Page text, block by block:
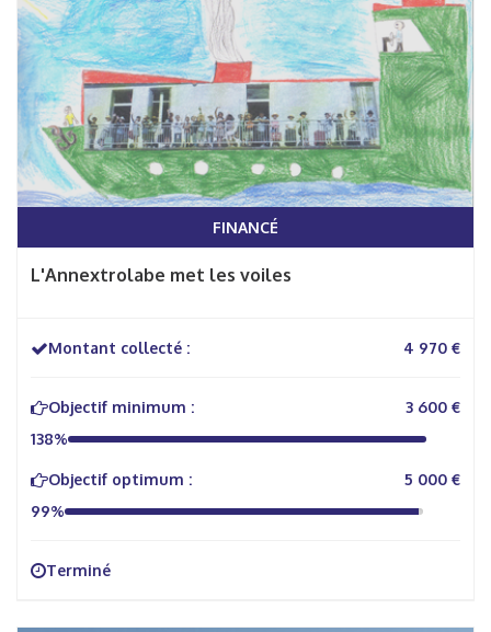
FINANCÉ
L'Annextrolabe met les voiles
Montant collecté : 4 970 €
Objectif minimum :
3 600 €
138%
Objectif optimum :
5 000 €
99%
Terminé